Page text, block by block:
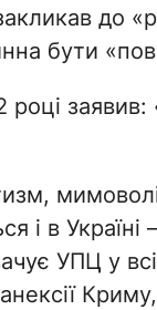
до
бути
заявив:
і в Україні
УПЦ у